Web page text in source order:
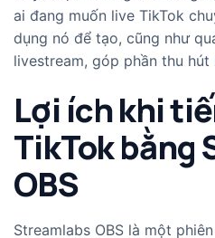
ai đang muốn live TikTok
dụng nó để tạo, cũng như
livestream, góp phần thu hút
Lợi ích khi
TikTok bằng
OBS
Streamlabs OBS là một